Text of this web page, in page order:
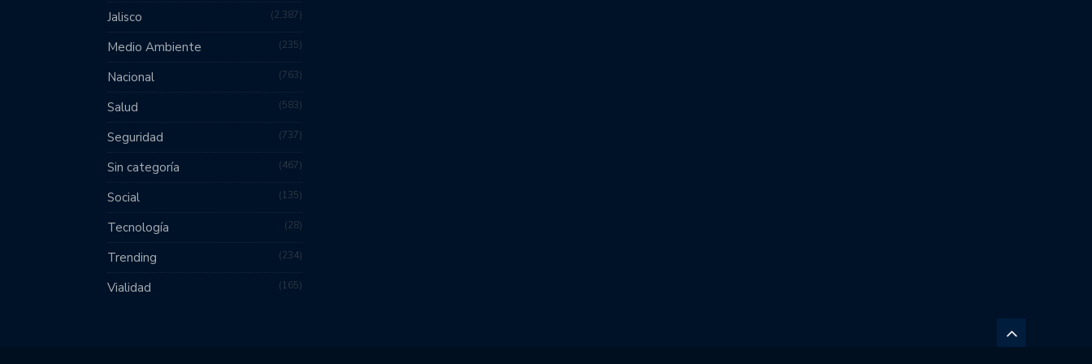
Jalisco 2,387
Medio Ambiente 235
Nacional 763
Salud 583
Seguridad 737
Sin categoría 467
Social 135
Tecnología 28
Trending 234
Vialidad 165